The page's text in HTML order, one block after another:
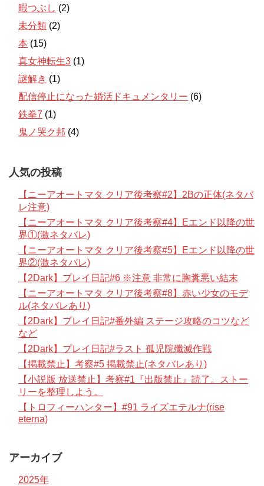
暇つぶし (2)
未分類 (2)
本 (15)
真女神転生3 (1)
謎解き (1)
配信停止になった婚活ドキュメンタリー (6)
鉄拳7 (1)
鬼ノ哭ク邦 (4)
人気の投稿
【ニーアオートマタ クリア後考察#2】2Bの正体(ネタバ
レ注意)
【ニーアオートマタ クリア後考察#4】Eエンド以降の世
界①(激ネタバレ)
【ニーアオートマタ クリア後考察#5】Eエンド以降の世
界②(激ネタバレ)
【2Dark】プレイ日記#6 ※注意 非常に胸糞悪い結末
【ニーアオートマタ クリア後考察#8】赤い少女のモデ
ル(ネタバレあり)
【2Dark】プレイ日記#番外編 ステージ攻略のコツなど
など
【2Dark】プレイ日記#ラスト 孤児院殲滅作戦
【掲載禁止】考察#5 掲載禁止(ネタバレあり)
【小説版 放送禁止】考察#1『出版禁止』読了。ストー
リーを整理しよう。
【トロフィーハンター】#91 ライズエテルナ(rise
eterna)
アーカイブ
2025年